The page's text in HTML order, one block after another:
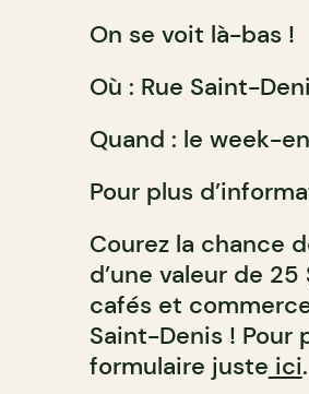
On se voit là-bas !
Où : Rue Saint-
Quand : le week-
Pour plus
Courez la chance
d’une valeur de
cafés et
Saint-Denis ! Pour
formulaire juste ici.